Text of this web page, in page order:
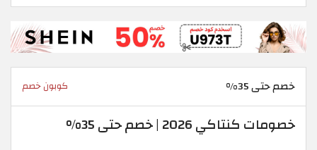
خصم حتى 35% كوبون خصم
خصومات كنتاكي 2026 | خصم حتى 35%